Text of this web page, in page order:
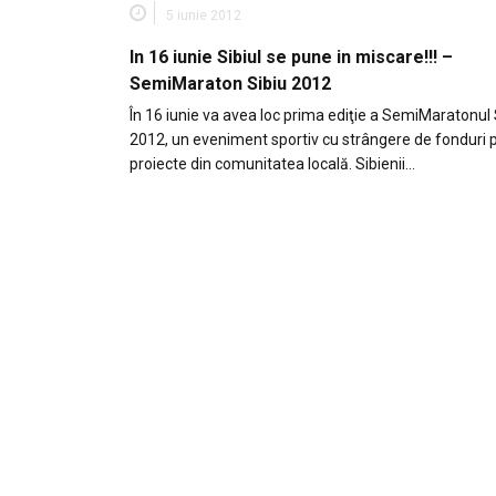
5 iunie 2012
In 16 iunie Sibiul se pune in miscare!!! –
SemiMaraton Sibiu 2012
În 16 iunie va avea loc prima ediţie a SemiMaratonul
2012, un eveniment sportiv cu strângere de fonduri
proiecte din comunitatea locală. Sibienii…